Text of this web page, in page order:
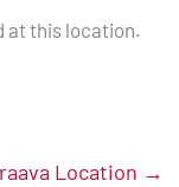
at this location.
Location →